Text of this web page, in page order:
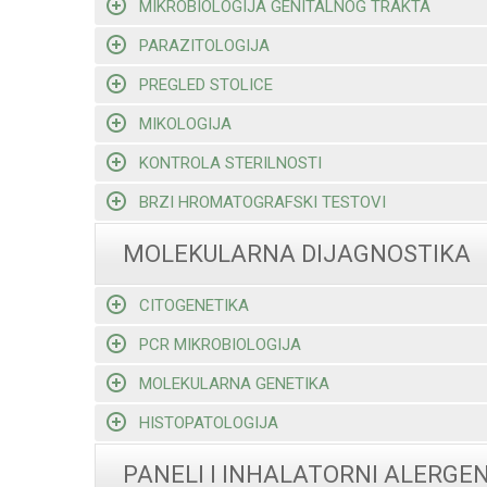
MIKROBIOLOGIJA GENITALNOG TRAKTA
PARAZITOLOGIJA
PREGLED STOLICE
MIKOLOGIJA
KONTROLA STERILNOSTI
BRZI HROMATOGRAFSKI TESTOVI
MOLEKULARNA DIJAGNOSTIKA
CITOGENETIKA
PCR MIKROBIOLOGIJA
MOLEKULARNA GENETIKA
HISTOPATOLOGIJA
PANELI I INHALATORNI